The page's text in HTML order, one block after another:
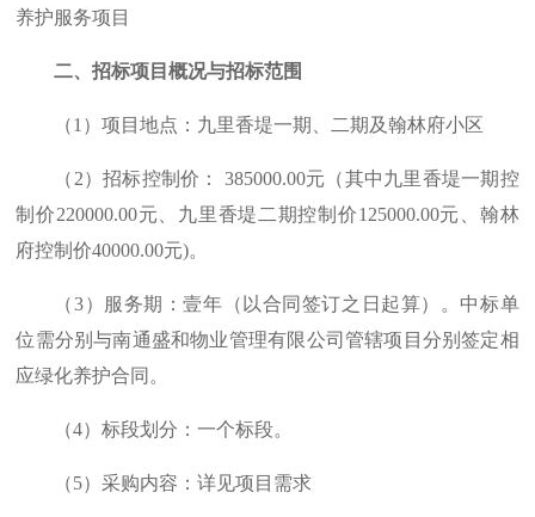
养护服务项目
二、招标项目概况与招标范围
（1 ）项目地点：九里香堤一期、二期及翰林府小区
（ 2）招标控制价： 385000.00元（其中九里香堤一期控
制价220000.00元、九里香堤二期控制价125000.00元、翰林
府控制价40000.00元)。
（3）服务期：壹年（以合同签订之日起算）。中标单
位需分别与南通盛和物业管理有限公司管辖项目分别签定相
应绿化养护合同。
（4）标段划分：一个标段。
（5）采购内容：详见项目需求